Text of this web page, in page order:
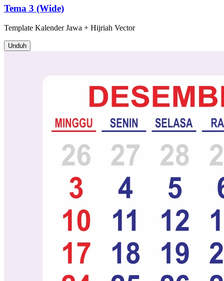
Tema 3 (Wide)
Template Kalender Jawa + Hijriah Vector
Unduh